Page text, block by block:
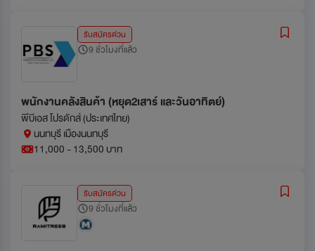
รับสมัครด่วน
9 ชั่วโมงที่แล้ว
พนักงานคลังสินค้า (หยุด2เสาร์ และวันอาทิตย์)
พีบีเอส โปรดักส์ (ประเทศไทย)
นนทบุรี เมืองนนทบุรี
11,000 - 13,500 บาท
รับสมัครด่วน
9 ชั่วโมงที่แล้ว